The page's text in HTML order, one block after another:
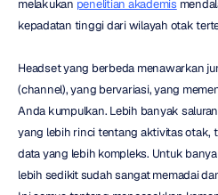
melakukan penelitian akademis
kepadatan tinggi dari wilayah otak
Headset yang berbeda menawarkan
(channel), yang bervariasi, yang
Anda kumpulkan. Lebih banyak
yang lebih rinci tentang aktivitas otak,
data yang lebih kompleks. Untuk
lebih sedikit sudah sangat memadai